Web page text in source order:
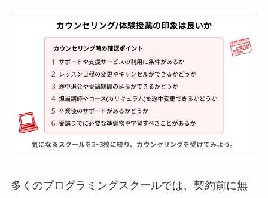
多くのプログラミングスクールでは、契約前に無